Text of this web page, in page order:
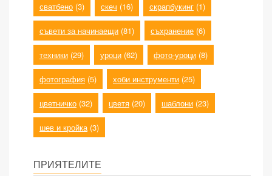
сватбено (3) скеч (16) скрапбукинг (1)
съвети за начинаещи (81) съхранение (6)
техники (29) уроци (62) фото-уроци (8)
фотография (5) хоби инструменти (25)
цветничко (32) цветя (20) шаблони (23)
шев и кройка (3)
ПРИЯТЕЛИТЕ